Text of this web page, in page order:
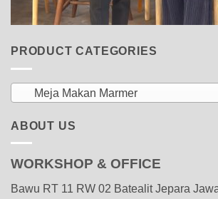
PRODUCT CATEGORIES
Meja Makan Marmer
ABOUT US
WORKSHOP & OFFICE
Bawu RT 11 RW 02 Batealit Jepara